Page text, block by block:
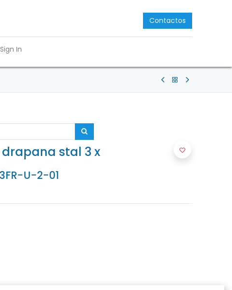
Contactos
Sign In
stal 3 x
U-2-01